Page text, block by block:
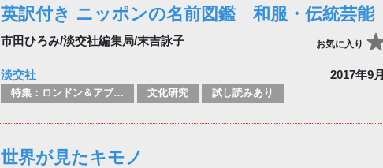
英訳付き ニッポンの名前図鑑 和服・伝統芸能
市田ひろみ/淡交社編集局/末吉詠子 お気に入り
淡交社 2017年9月
特集：ロンドン＆アブダビブックフェア2026 文化研究 試し読みあり
世界が見たキモノ